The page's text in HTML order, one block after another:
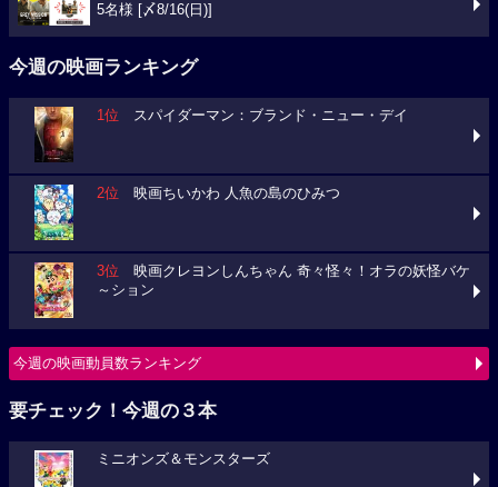
5名様 [〆8/16(日)]
今週の映画ランキング
1位 スパイダーマン：ブランド・ニュー・デイ
2位 映画ちいかわ 人魚の島のひみつ
3位 映画クレヨンしんちゃん 奇々怪々！オラの妖怪バケ
～ション
今週の映画動員数ランキング
要チェック！今週の３本
ミニオンズ＆モンスターズ